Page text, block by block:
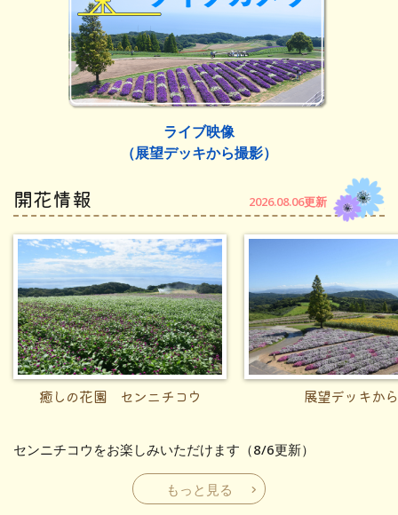
ライブ映像
（展望デッキから撮影）
開花情報 2026.08.06更新
癒しの花園 センニチコウ 展望デッキから
センニチコウをお楽しみいただけます（8/6更新）
もっと見る